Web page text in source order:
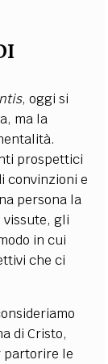
, oggi si
ma la
prospettici
convinzioni e
persona la
gli
in cui
che ci
di Cristo,
partorire le